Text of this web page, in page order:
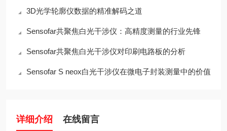
3D光学轮廓仪数据的精准解码之道
Sensofar共聚焦白光干涉仪：高精度测量的行业先锋
Sensofar共聚焦白光干涉仪对印刷电路板的分析
Sensofar S neox白光干涉仪在微电子封装测量中的价值
详细介绍 在线留言